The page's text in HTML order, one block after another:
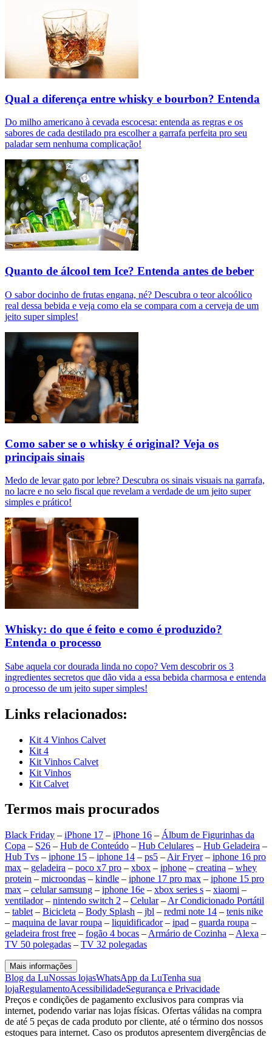
Qual a diferença entre whisky e bourbon? Entenda
Do milho americano à cevada escocesa: entenda as regras e os
sabores de cada destilado pra escolher a garrafa perfeita pro seu
paladar sem nenhuma complicação!
Quanto de álcool tem Ice? Entenda antes de beber
O sabor docinho de frutas engana, né? Descubra o teor alcoólico
real dessa bebida e veja como ela se compara com a cerveja de um
jeito super simples!
Como saber se o whisky é original? Veja os
principais sinais
Medo de levar gato por lebre? Descubra os sinais visuais na garrafa,
no lacre e no selo fiscal que revelam a verdade de um jeito super
simples e prático!
Whisky: do que é feito e como é produzido?
Entenda o processo
Sabe aquela cor dourada linda no copo? Vem descobrir os 3
ingredientes secretos que dão vida a essa bebida charmosa e entenda
o processo de um jeito super simples!
Links relacionados:
Kit 4 Vinhos Calvet
Kit 4
Kit Vinhos Calvet
Kit Vinhos
Kit Calvet
Termos mais procurados
Black Friday – iPhone 17 – iPhone 16 – Álbum de Figurinhas da
Copa – S26 – Hub de Conteúdo – Hub Celulares – Hub Geladeira –
Hub Tvs – iphone 15 – iphone 14 – ps5 – Air Fryer– iphone 16 pro
max – geladeira – poco x7 pro – xbox – iphone – creatina – whey
protein – microondas – kindle – iphone 17 pro max – iphone 15 pro
max – celular samsung – iphone 16e – xbox series s – xiaomi –
ventilador– nintendo switch 2 – Celular– Ar Condicionado Portátil
– tablet – Bicicleta – Body Splash – jbl – redmi note 14 – tenis nike
– maquina de lavar roupa – liquidificador– ipad – guarda roupa –
geladeira frost free – fogão 4 bocas – Armário de Cozinha – Alexa –
TV 50 polegadas – TV 32 polegadas
Mais informações
Blog da LuNossas lojasWhatsApp da LuTenha sua
lojaRegulamentoAcessibilidadeSegurança e Privacidade
Preços e condições de pagamento exclusivos para compras via
internet, podendo variar nas lojas físicas. Ofertas válidas na compra
de até 5 peças de cada produto por cliente, até o término dos nossos
estoques para internet. Caso os produtos apresentem divergências de